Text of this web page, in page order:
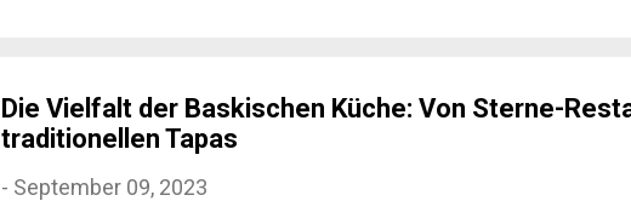
Die Vielfalt der Baskischen Küche: Von Sterne-
traditionellen Tapas
- September 09, 2023